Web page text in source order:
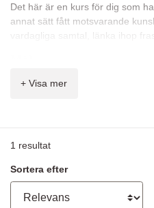
Det här är en kurs för dig som
annat sätt fått motsvarande
vardagliga samtal, länka ihop
Målet för nivå B2* är att du kan
läsa komplexa texter
förklara dina ståndpunkter
+ Visa mer
1 resultat
Sortera efter